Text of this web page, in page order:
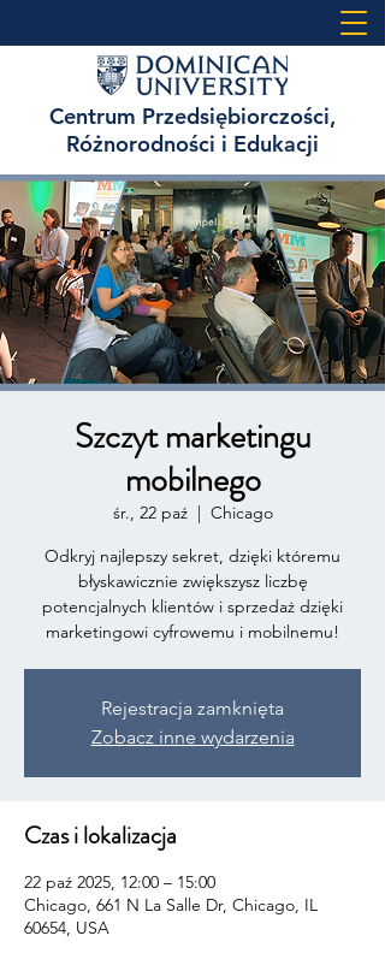
Centrum Przedsiębiorczości,
Różnorodności i Edukacji
Szczyt marketingu
mobilnego
śr., 22 paź
  |
Chicago
Odkryj najlepszy sekret, dzięki któremu
błyskawicznie zwiększysz liczbę
potencjalnych klientów i sprzedaż dzięki
marketingowi cyfrowemu i mobilnemu!
Rejestracja zamknięta
Zobacz inne wydarzenia
Czas i lokalizacja
22 paź 2025, 12:00 – 15:00
Chicago, 661 N La Salle Dr, Chicago, IL
60654, USA